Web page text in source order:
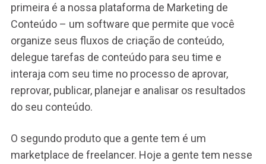
primeira é a nossa plataforma de Marketing de
Conteúdo – um software que permite que você
organize seus fluxos de criação de conteúdo,
delegue tarefas de conteúdo para seu time e
interaja com seu time no processo de aprovar,
reprovar, publicar, planejar e analisar os resultados
do seu conteúdo.
O segundo produto que a gente tem é um
marketplace de freelancer. Hoje a gente tem nesse